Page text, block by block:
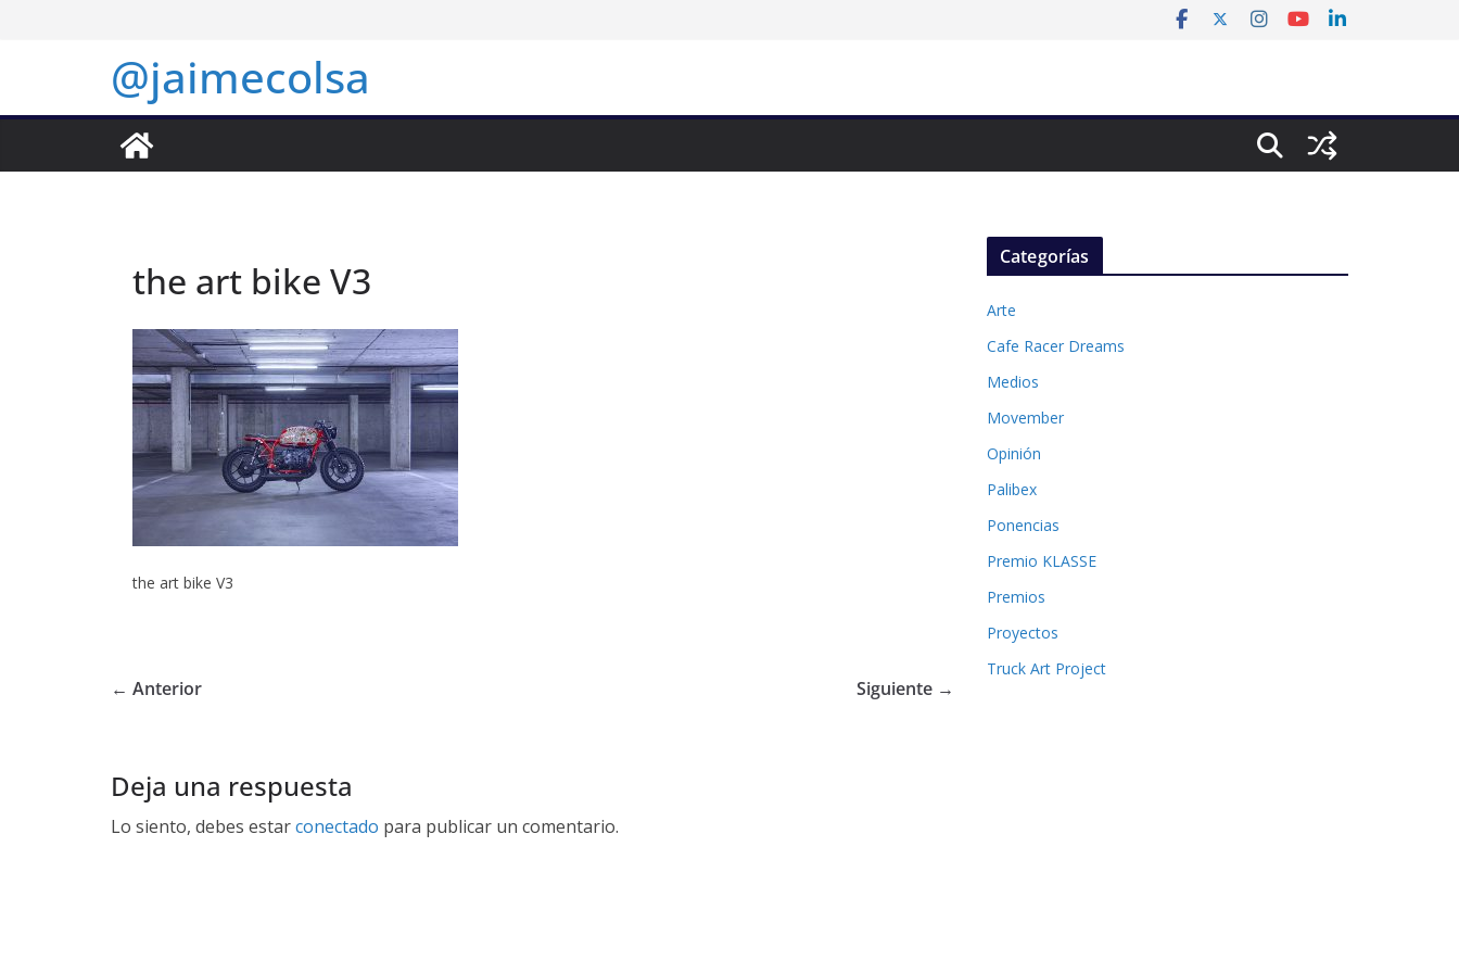
@jaimecolsa
the art bike V3
the art bike V3
← Anterior Siguiente →
Deja una respuesta
Lo siento, debes estarconectado para publicar un comentario.
Categorías
Arte
Cafe Racer Dreams
Medios
Movember
Opinión
Palibex
Ponencias
Premio KLASSE
Premios
Proyectos
Truck Art Project